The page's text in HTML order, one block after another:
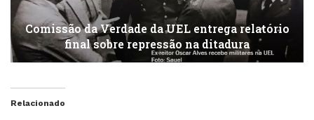
Comissão da Verdade da UEL entrega relatório
final sobre repressão na ditadura
Relacionado